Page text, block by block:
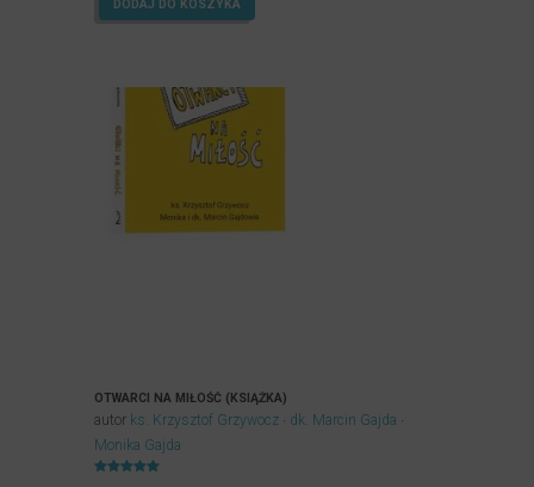
DODAJ DO KOSZYKA
OTWARCI NA MIŁOŚĆ (KSIĄŻKA)
autor ks. Krzysztof Grzywocz
dk. Marcin Gajda
Monika Gajda